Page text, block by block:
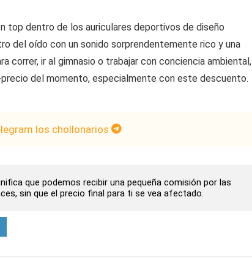
top dentro de los auriculares deportivos de diseño
del oído con un sonido sorprendentemente rico y una
correr, ir al gimnasio o trabajar con conciencia ambiental,
del momento, especialmente con este descuento.
los chollonarios
que podemos recibir una pequeña comisión por las
sin que el precio final para ti se vea afectado.